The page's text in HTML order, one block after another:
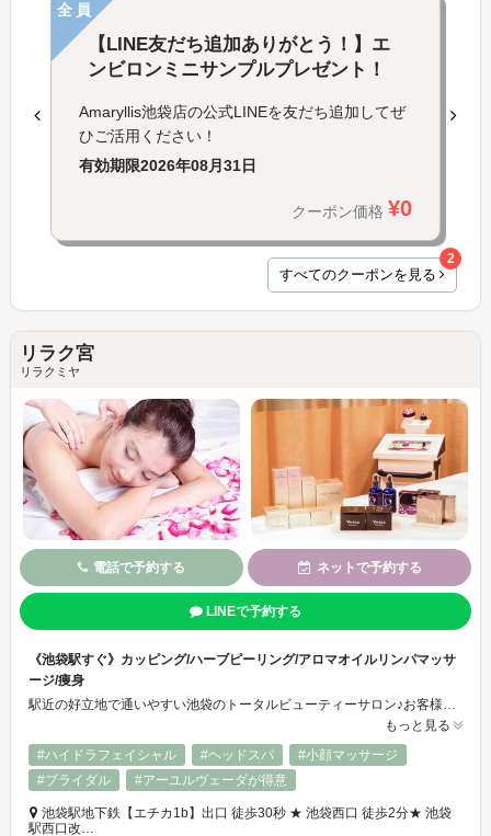
全員
【LINE友だち追加ありがとう！】エ
ンビロンミニサンプルプレゼント！
Amaryllis池袋店の公式LINEを友だち追加してぜ
ひご活用ください！
有効期限2026年08月31日
クーポン価格 ¥0
すべてのクーポンを見る
2
リラク宮
リラクミヤ
電話で予約する ネットで予約する
LINEで予約する
《池袋駅すぐ》カッピング/ハーブピーリング/アロマオイルリンパマッサ
ージ/痩身
もっと見る
#ハイドラフェイシャル
#ヘッドスパ
#小顔マッサージ
#ブライダル
#アーユルヴェーダが得意
池袋駅地下鉄【エチカ1b】出口 徒歩30秒 ★ 池袋西口 徒歩2分★ 池袋
駅西口改…